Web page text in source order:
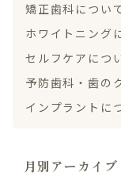
矯正歯科につい
ホワイトニング
セルフケアにつ
予防歯科・歯の
インプラントに
月別アーカイブ